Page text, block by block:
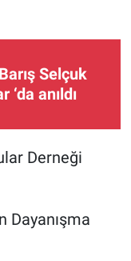
Selçuk
‘da anıldı
Derneği
Dayanışma